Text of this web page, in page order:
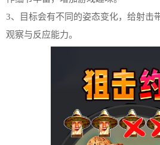
3、目标会有不同的姿态变化，给射击
观察与反应能力。